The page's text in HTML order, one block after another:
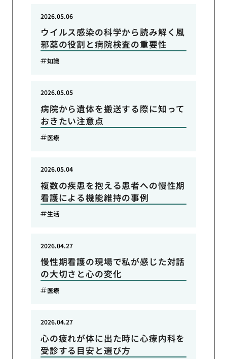
ウイルス感染の科学から読み解く風
邪薬の役割と病院検査の重要性
2026.05.06
知識
病院から遺体を搬送する際に知って
おきたい注意点
2026.05.05
医療
複数の疾患を抱える患者への慢性期
看護による機能維持の事例
2026.05.04
生活
慢性期看護の現場で私が感じた対話
の大切さと心の変化
2026.04.27
医療
心の疲れが体に出た時に心療内科を
受診する目安と選び方
2026.04.27